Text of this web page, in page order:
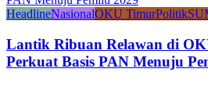
HeadlineNasionalOKU TimurPolitik
Lantik Ribuan Relawan di
Perkuat Basis PAN Menuju